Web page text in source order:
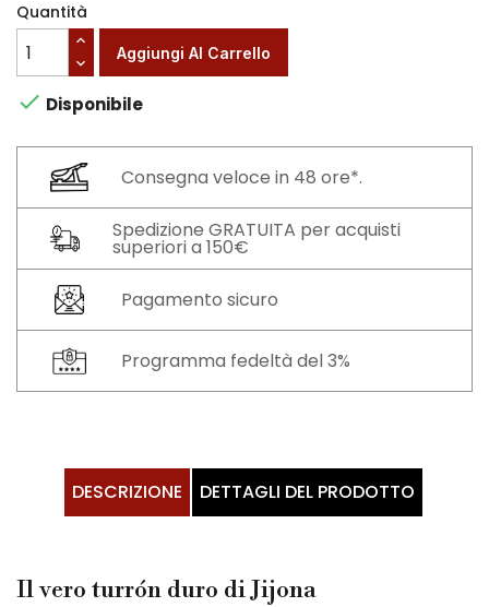
Quantità
Aggiungi Al Carrello
 Disponibile
Consegna veloce in 48 ore*.
Spedizione GRATUITA per acquisti
superiori a 150€
Pagamento sicuro
Programma fedeltà del 3%
DESCRIZIONE DETTAGLI DEL PRODOTTO
Il vero turrón duro di Jijona